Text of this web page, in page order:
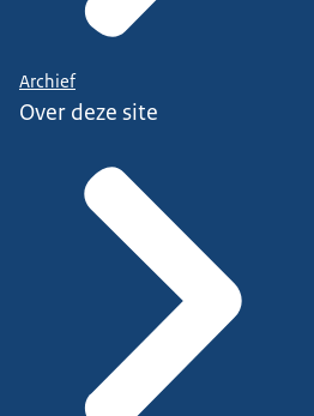
Archief
Over deze site